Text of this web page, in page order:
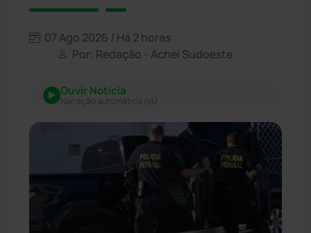
07 Ago 2026 / Há 2 horas
Por: Redação - Achei Sudoeste
Ouvir Notícia
Narração automática (IA)